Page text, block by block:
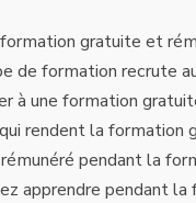
gratuite et
de formation recrute
à une formation
rendent la formation
pendant la
apprendre pendant